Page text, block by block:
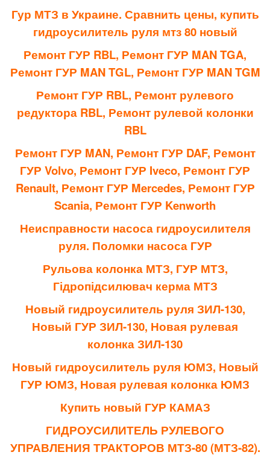
Гур МТЗ в Украине. Сравнить цены, купить
гидроусилитель руля мтз 80 новый
Ремонт ГУР RBL, Ремонт ГУР MAN TGA,
Ремонт ГУР MAN TGL, Ремонт ГУР MAN TGM
Ремонт ГУР RBL, Ремонт рулевого
редуктора RBL, Ремонт рулевой колонки
RBL
Ремонт ГУР MAN, Ремонт ГУР DAF, Ремонт
ГУР Volvo, Ремонт ГУР Iveco, Ремонт ГУР
Renault, Ремонт ГУР Mercedes, Ремонт ГУР
Scania, Ремонт ГУР Kenworth
Неисправности насоса гидроусилителя
руля. Поломки насоса ГУР
Рульова колонка МТЗ, ГУР МТЗ,
Гідропідсилювач керма МТЗ
Новый гидроусилитель руля ЗИЛ-130,
Новый ГУР ЗИЛ-130, Новая рулевая
колонка ЗИЛ-130
Новый гидроусилитель руля ЮМЗ, Новый
ГУР ЮМЗ, Новая рулевая колонка ЮМЗ
Купить новый ГУР КАМАЗ
ГИДРОУСИЛИТЕЛЬ РУЛЕВОГО
УПРАВЛЕНИЯ ТРАКТОРОВ МТЗ-80 (МТЗ-82).